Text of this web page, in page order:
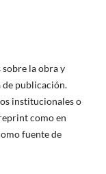
sobre la obra y
de publicación.
institucionales o
como en
fuente de